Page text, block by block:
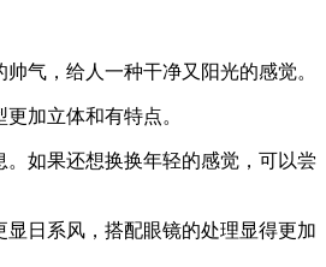
气，给人一种干净又阳光的感觉。
加立体和有特点。
如果还想换换年轻的感觉，可以尝
日系风，搭配眼镜的处理显得更加